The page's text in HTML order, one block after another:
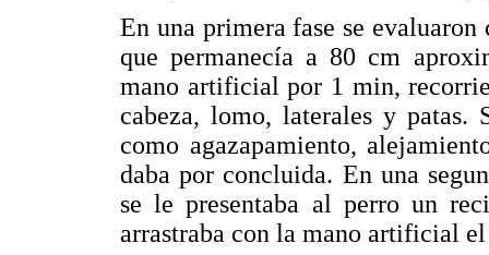
En una primera fase se
que permanecía a 80 cm
mano artificial por 1 min,
cabeza, lomo, laterales y patas.
como agazapamiento,
daba por concluida. En una
se le presentaba al perro un
arrastraba con la mano artificial